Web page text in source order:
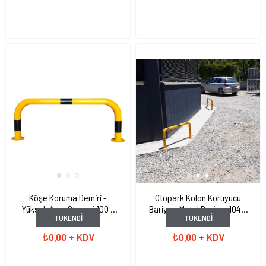
TÜKENDI
Köşe Koruma Demiri -
Yüksek Araç Stoperi 100 x
45cm
İLTS3420
₺0,00 + KDV
TÜKENDI
Otopark Kolon Koruyucu
Bariyer, Metal Bariyer 104 x
46 cm
İLTS3421
₺0,00 + KDV